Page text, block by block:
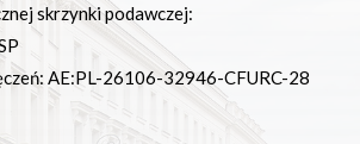
skrzynki podawczej:
AE:PL-26106-32946-CFURC-28